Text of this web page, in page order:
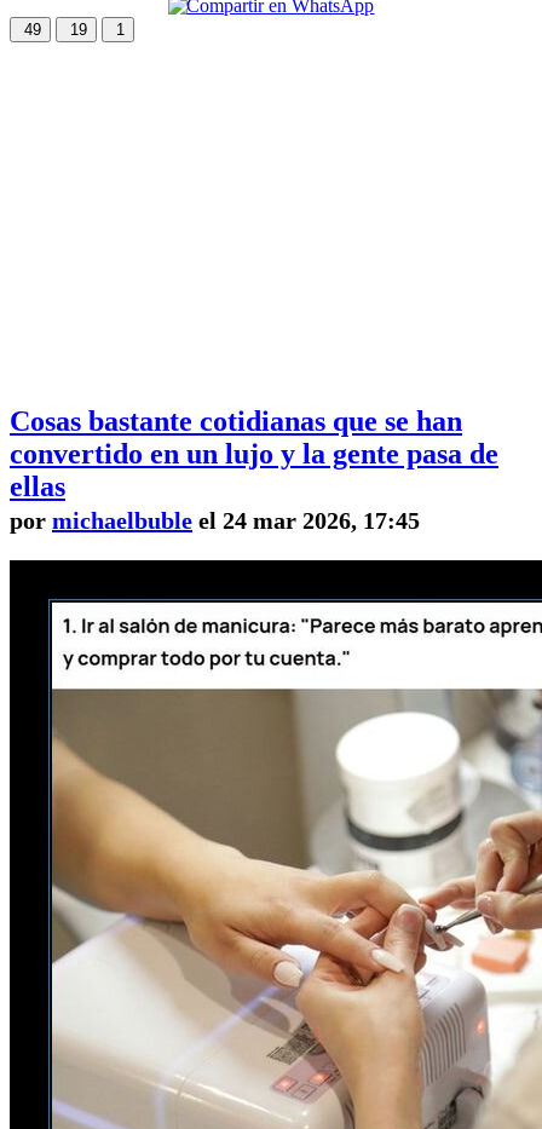
49 19 1
Cosas bastante cotidianas que se han
convertido en un lujo y la gente pasa de
ellas
por michaelbuble el 24 mar 2026, 17:45